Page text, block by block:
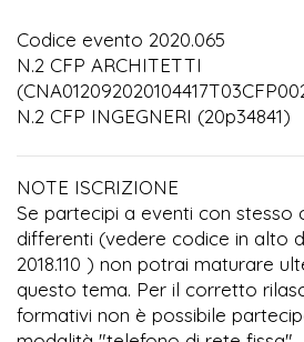
Codice evento 2020.065
N.2 CFP ARCHITETTI
N.2 CFP INGEGNERI (20p34841)
NOTE ISCRIZIONE
Se partecipi a eventi con stesso
differenti (vedere codice in alto
2018.110 ) non potrai maturare
questo tema. Per il corretto
formativi non è possibile